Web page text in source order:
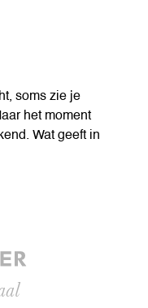
soms zie je
het moment
Wat geeft in